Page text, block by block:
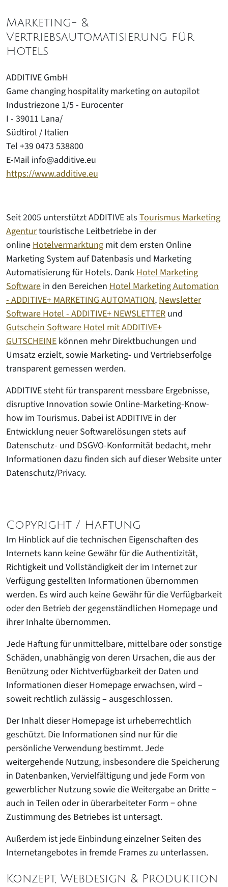
Marketing- &
Vertriebsautomatisierung für
Hotels
ADDITIVE GmbH
Game changing hospitality marketing on autopilot
Industriezone 1/5 - Eurocenter
I - 39011 Lana/
Südtirol / Italien
Tel +39 0473 538800
E-Mail info@additive.eu
https://www.additive.eu
Seit 2005 unterstützt ADDITIVE als Tourismus Marketing
Agenturtouristische Leitbetriebe in der
online Hotelvermarktung mit dem ersten Online
Marketing System auf Datenbasis und Marketing
Automatisierung für Hotels. Dank Hotel Marketing
Software in den Bereichen Hotel Marketing Automation
- ADDITIVE+ MARKETING AUTOMATION, Newsletter
Software Hotel - ADDITIVE+ NEWSLETTER und
Gutschein Software Hotel mit ADDITIVE+
GUTSCHEINE können mehr Direktbuchungen und
Umsatz erzielt, sowie Marketing- und Vertriebserfolge
transparent gemessen werden.
ADDITIVE steht für transparent messbare Ergebnisse,
disruptive Innovation sowie Online-Marketing-Know-
how im Tourismus. Dabei ist ADDITIVE in der
Entwicklung neuer Softwarelösungen stets auf
Datenschutz- und DSGVO-Konformität bedacht, mehr
Informationen dazu finden sich auf dieser Website unter
Datenschutz/Privacy.
Copyright / Haftung
Im Hinblick auf die technischen Eigenschaften des
Internets kann keine Gewähr für die Authentizität,
Richtigkeit und Vollständigkeit der im Internet zur
Verfügung gestellten Informationen übernommen
werden. Es wird auch keine Gewähr für die Verfügbarkeit
oder den Betrieb der gegenständlichen Homepage und
ihrer Inhalte übernommen.
Jede Haftung für unmittelbare, mittelbare oder sonstige
Schäden, unabhängig von deren Ursachen, die aus der
Benützung oder Nichtverfügbarkeit der Daten und
Informationen dieser Homepage erwachsen, wird –
soweit rechtlich zulässig – ausgeschlossen.
Der Inhalt dieser Homepage ist urheberrechtlich
geschützt. Die Informationen sind nur für die
persönliche Verwendung bestimmt. Jede
weitergehende Nutzung, insbesondere die Speicherung
in Datenbanken, Vervielfältigung und jede Form von
gewerblicher Nutzung sowie die Weitergabe an Dritte −
auch in Teilen oder in überarbeiteter Form − ohne
Zustimmung des Betriebes ist untersagt.
Außerdem ist jede Einbindung einzelner Seiten des
Internetangebotes in fremde Frames zu unterlassen.
Konzept, Webdesign & Produktion